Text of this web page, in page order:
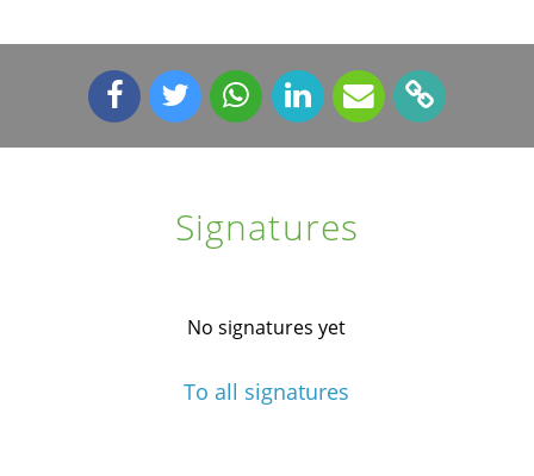
Signatures
No signatures yet
To all signatures